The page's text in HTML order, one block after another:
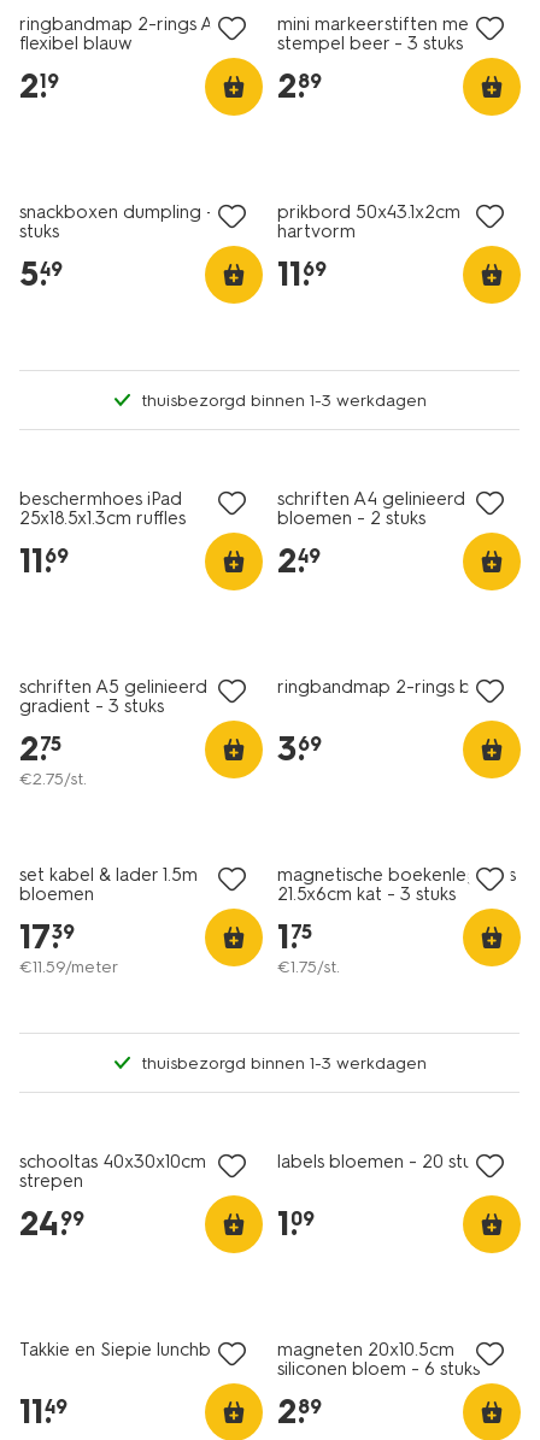
ringbandmap 2-rings A4
flexibel blauw
2.
19
mini markeerstiften met
stempel beer - 3 stuks
2.
89
snackboxen dumpling - 3
stuks
5.
49
prikbord 50x43.1x2cm
hartvorm
11.
69
thuisbezorgd binnen 1-3 werkdagen
beschermhoes iPad
25x18.5x1.3cm ruffles
11.
69
schriften A4 gelinieerd
bloemen - 2 stuks
2.
49
schriften A5 gelinieerd
gradient - 3 stuks
2.
75
€2.75/st.
ringbandmap 2-rings blauw
3.
69
set kabel & lader 1.5m
bloemen
17.
39
€11.59/meter
magnetische boekenleggers
21.5x6cm kat - 3 stuks
1.
75
€1.75/st.
thuisbezorgd binnen 1-3 werkdagen
schooltas 40x30x10cm rib
strepen
24.
99
labels bloemen - 20 stuks
1.
09
Takkie en Siepie lunchbox
11.
49
magneten 20x10.5cm
siliconen bloem - 6 stuks
2.
89